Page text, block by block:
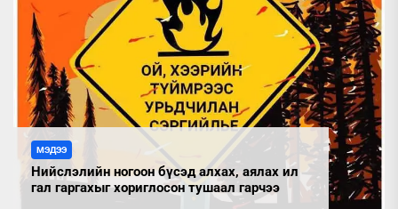
МЭДЭЭ
Нийслэлийн ногоон бүсэд алхах, аялах ил
гал гаргахыг хориглосон тушаал гарчээ